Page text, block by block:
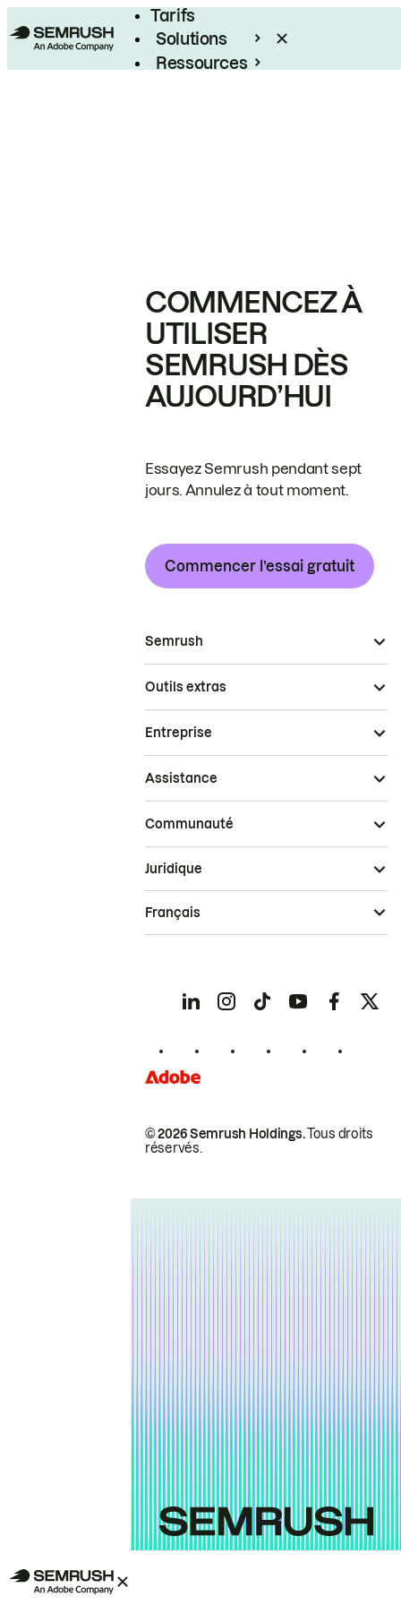
Tarifs
Solutions
Ressources
COMMENCEZ À
UTILISER
SEMRUSH DÈS
AUJOURD’HUI
Essayez Semrush pendant sept
jours. Annulez à tout moment.
Commencer l’essai gratuit
Semrush
Outils extras
Entreprise
Assistance
Communauté
© 2026 Semrush Holdings.Tous droits
réservés.
Juridique
Français